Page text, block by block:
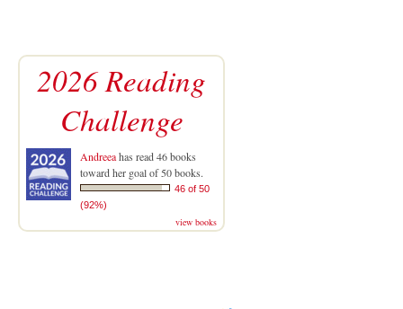
2026 Reading
Challenge
Andreeahas read 46 books
toward her goal of 50 books.
46 of 50
(92%)
view books